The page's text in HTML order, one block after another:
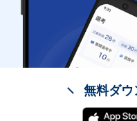
無料ダウ